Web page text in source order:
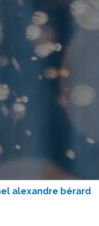
alexandre bérard